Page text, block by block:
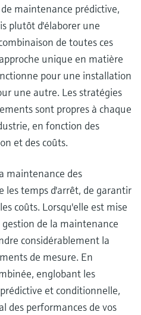
maintenance prédictive,
plutôt d'élaborer une
de toutes ces
unique en matière
pour une installation
une autre. Les stratégies
sont propres à chaque
en fonction des
et des coûts.
maintenance des
les temps d'arrêt, de garantir
coûts. Lorsqu'elle est mise
de la maintenance
considérablement la
de mesure. En
englobant les
et conditionnelle,
des performances de vos